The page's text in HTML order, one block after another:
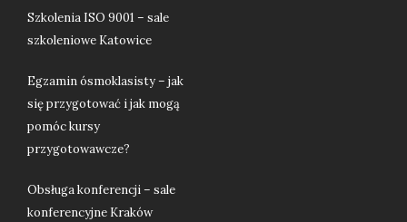
Szkolenia ISO 9001 – sale
szkoleniowe Katowice
Egzamin ósmoklasisty – jak
się przygotować i jak mogą
pomóc kursy
przygotowawcze?
Obsługa konferencji – sale
konferencyjne Kraków